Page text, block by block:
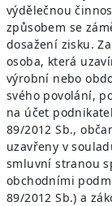
výdělečnou
způsobem se
dosažení zisku.
osoba, která
výrobní nebo
svého povolání,
na účet
89/2012 Sb.,
uzavřeny v
smluvní stranou
obchodními
89/2012 Sb.) a